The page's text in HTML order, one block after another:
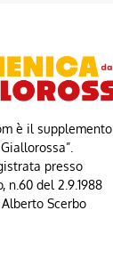
è il supplemento
presso
n.60 del 2.9.1988
Scerbo